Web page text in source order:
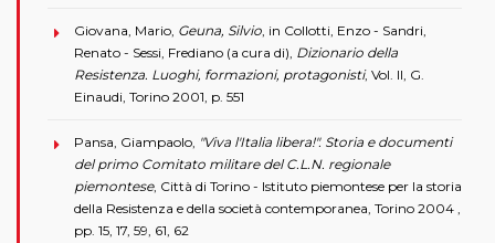
Giovana, Mario, Geuna, Silvio, in Collotti, Enzo - Sandri,
Renato - Sessi, Frediano (a cura di), Dizionario della
Resistenza. Luoghi, formazioni, protagonisti, Vol. II, G.
Einaudi, Torino 2001, p. 551
Pansa, Giampaolo, "Viva l'Italia libera!". Storia e documenti
del primo Comitato militare del C.L.N. regionale
piemontese, Città di Torino - Istituto piemontese per la storia
della Resistenza e della società contemporanea, Torino 2004 ,
pp. 15, 17, 59, 61, 62